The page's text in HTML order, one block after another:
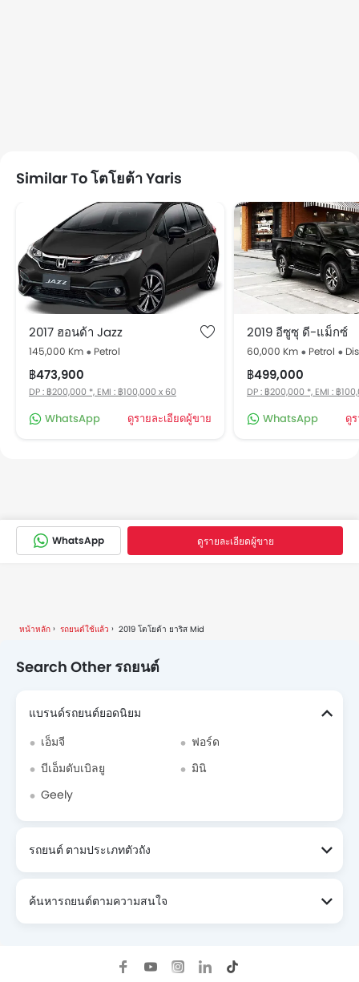
Similar To โตโยต้า Yaris
2017 ฮอนด้า Jazz
145,000 Km Petrol
฿473,900
DP : ฿200,000 *, EMI : ฿100,000 x 60
WhatsApp ดูรายละเอียดผู้ขาย
2019 อีซูซุ ดี-แม็กซ์
60,000 Km Petrol
฿499,000
DP : ฿200,000 *, EMI : ฿
WhatsApp ดู
WhatsApp ดูรายละเอียดผู้ขาย
หน้าหลัก รถยนต์ใช้แล้ว 2019 โตโยต้า ยาริส Mid
Search Other รถยนต์
แบรนด์รถยนต์ยอดนิยม
เอ็มจี
ฟอร์ด
บีเอ็มดับเบิลยู
มินิ
Geely
รถยนต์ ตามประเภทตัวถัง
ค้นหารถยนต์ตามความสนใจ